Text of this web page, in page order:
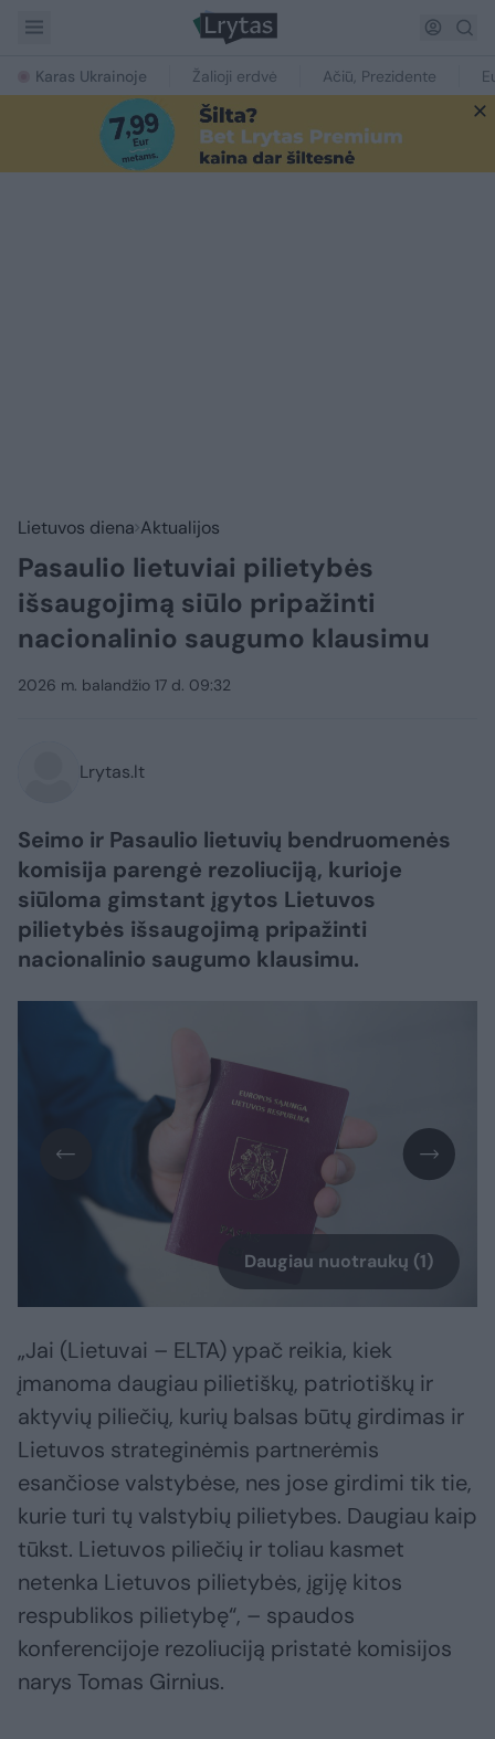
Karas Ukrainoje Žalioji erdvė Ačiū, Prezidente
Lietuvos diena Aktualijos
Pasaulio lietuviai pilietybės
išsaugojimą siūlo pripažinti
nacionalinio saugumo klausimu
2026 m. balandžio 17 d. 09:32
Lrytas.lt
Seimo ir Pasaulio lietuvių bendruomenės
komisija parengė rezoliuciją, kurioje
siūloma gimstant įgytos Lietuvos
pilietybės išsaugojimą pripažinti
nacionalinio saugumo klausimu.
Daugiau nuotraukų (1)
„Jai (Lietuvai – ELTA) ypač reikia, kiek
įmanoma daugiau pilietiškų, patriotiškų ir
aktyvių piliečių, kurių balsas būtų girdimas ir
Lietuvos strateginėmis partnerėmis
esančiose valstybėse, nes jose girdimi tik tie,
kurie turi tų valstybių pilietybes. Daugiau kaip
tūkst. Lietuvos piliečių ir toliau kasmet
netenka Lietuvos pilietybės, įgiję kitos
respublikos pilietybę“, – spaudos
konferencijoje rezoliuciją pristatė komisijos
narys Tomas Girnius.